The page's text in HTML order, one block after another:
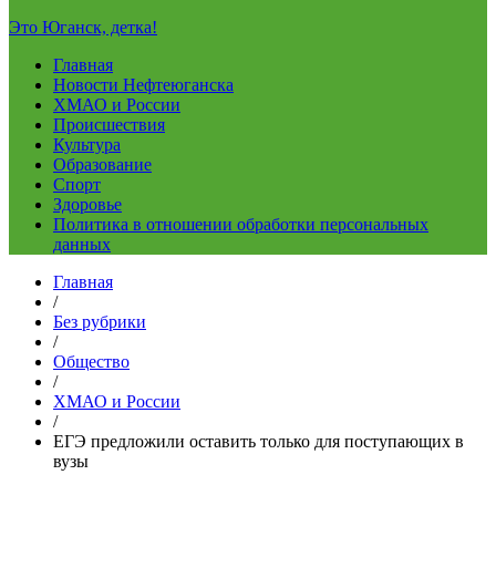
Это Юганск, детка!
Главная
Новости Нефтеюганска
ХМАО и России
Происшествия
Культура
Образование
Спорт
Здоровье
Политика в отношении обработки персональных
данных
Главная
/
Без рубрики
/
Общество
/
ХМАО и России
/
ЕГЭ предложили оставить только для поступающих в
вузы